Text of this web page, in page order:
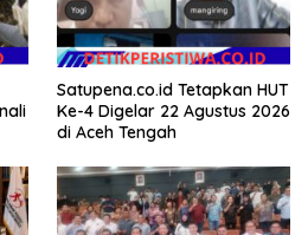
Satupena.co.id Tetapkan HUT
Ke-4 Digelar 22 Agustus 2026
di Aceh Tengah